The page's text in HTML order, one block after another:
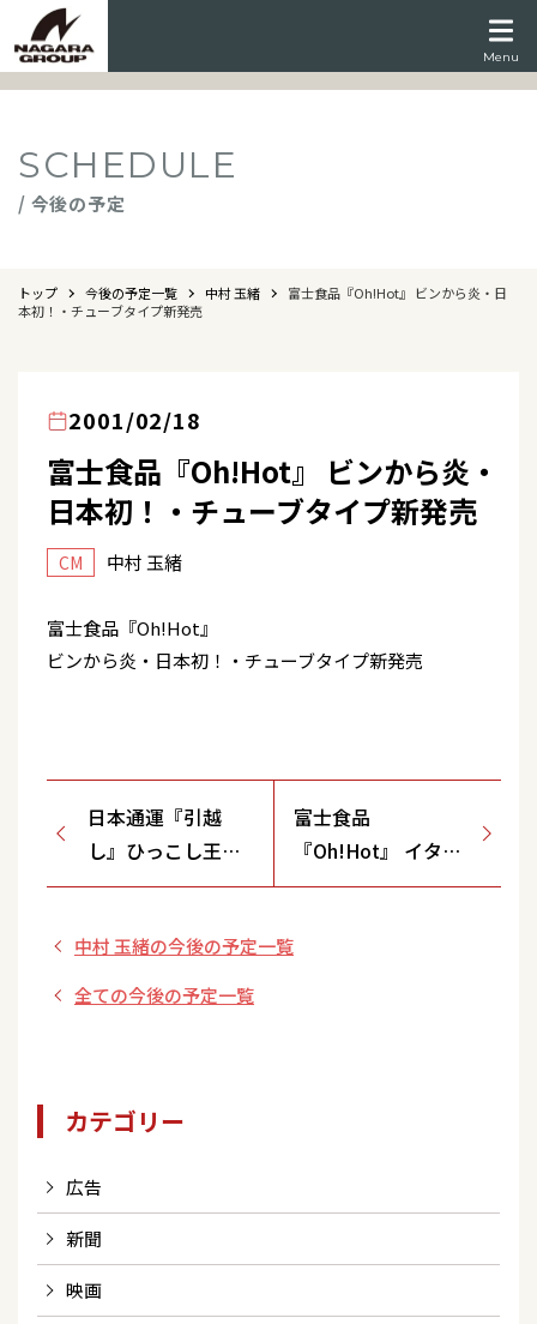
Menu
SCHEDULE
/ 今後の予定
トップ 今後の予定一覧 中村 玉緒
富士食品『Oh!Hot』 ビンから炎・日
本初！・チューブタイプ新発売
2001/02/18
富士食品『Oh!Hot』 ビンから炎・
日本初！・チューブタイプ新発売
CM 中村 玉緒
富士食品『Oh!Hot』
ビンから炎・日本初！・チューブタイプ新発売
日本通運『引越
し』ひっこし王日
通・王さまグッズ
富士食品
『Oh!Hot』 イタリ
ア料理に・口から
中村 玉緒の今後の予定一覧
全ての今後の予定一覧
カテゴリー
広告
新聞
映画